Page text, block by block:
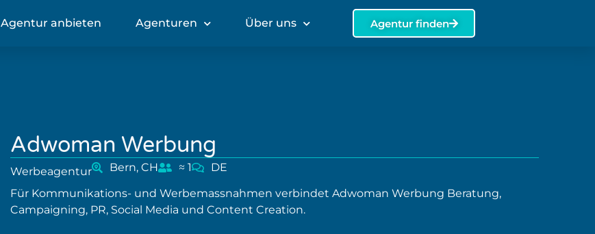
Agentur anbieten Agenturen Über uns Agentur finden
Adwoman Werbung
Werbeagentur Bern, CH ≈ 1
DE
Für Kommunikations- und Werbemassnahmen verbindet Adwoman Werbung Beratung,
Campaigning, PR, Social Media und Content Creation.